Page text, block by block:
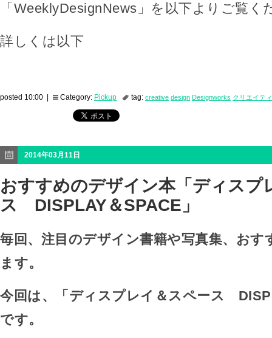
「WeeklyDesignNews」を以下よりご覧く
詳しくは以下
posted 10:00 | Category: Pickup tag: creative design Designworks クリエイテ
2014年03月11日
おすすめのデザイン本「ディスプ
ス DISPLAY＆SPACE」
毎回、注目のデザイン書籍や写真集、おす
ます。
今回は、「ディスプレイ＆スペース
です。